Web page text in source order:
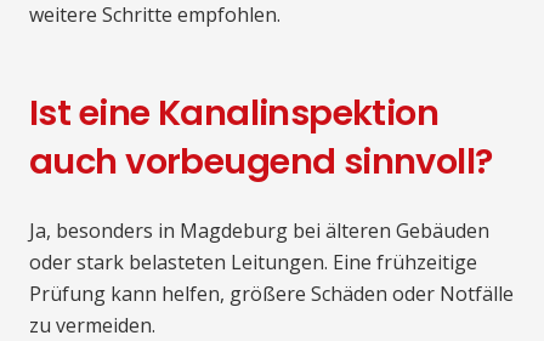
weitere Schritte empfohlen.
Ist eine Kanalinspektion
auch vorbeugend sinnvoll?
Ja, besonders in Magdeburg bei älteren Gebäuden
oder stark belasteten Leitungen. Eine frühzeitige
Prüfung kann helfen, größere Schäden oder Notfälle
zu vermeiden.